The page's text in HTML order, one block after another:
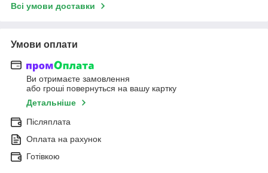
Всі умови доставки
Умови оплати
Ви отримаєте замовлення
або гроші повернуться на вашу картку
Детальніше
Післяплата
Оплата на рахунок
Готівкою